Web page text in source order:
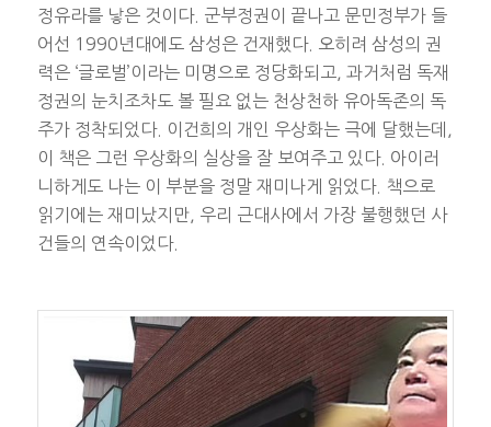
정유라를 낳은 것이다. 군부정권이 끝나고 문민정부가 들
어선 1990년대에도 삼성은 건재했다. 오히려 삼성의 권
력은 ‘글로벌’이라는 미명으로 정당화되고, 과거처럼 독재
정권의 눈치조차도 볼 필요 없는 천상천하 유아독존의 독
주가 정착되었다. 이건희의 개인 우상화는 극에 달했는데,
이 책은 그런 우상화의 실상을 잘 보여주고 있다. 아이러
니하게도 나는 이 부분을 정말 재미나게 읽었다. 책으로
읽기에는 재미났지만, 우리 근대사에서 가장 불행했던 사
건들의 연속이었다.